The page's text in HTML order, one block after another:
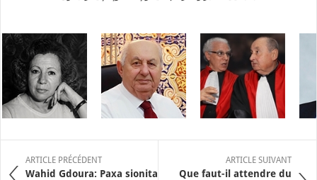
ARTICLE PRÉCÉDENT
Wahid Gdoura: Paxa sionita
ARTICLE SUIVANT
Que faut-il attendre du